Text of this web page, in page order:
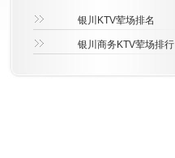
银川KTV荤场排名
银川商务KTV荤场排行